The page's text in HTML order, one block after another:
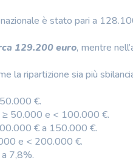
è stato pari a
129.200 euro, mentre
la ripartizione sia più
€.
≥ 50.000 e < 100.000 €.
€ a 150.000 €.
e < 200.000 €.
7,8%.